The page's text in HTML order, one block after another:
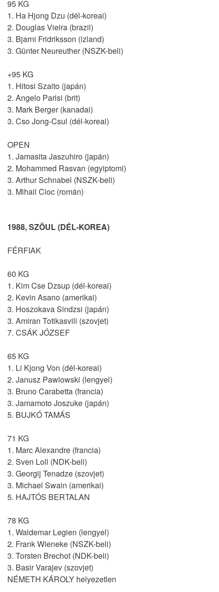
95 KG
1. Ha Hjong Dzu (dél-koreai)
2. Douglas Vieira (brazil)
3. Bjarni Fridriksson (izland)
3. Günter Neureuther (NSZK-beli)
+95 KG
1. Hitosi Szaito (japán)
2. Angelo Parisi (brit)
3. Mark Berger (kanadai)
3. Cso Jong-Csul (dél-koreai)
OPEN
1. Jamasita Jaszuhiro (japán)
2. Mohammed Rasvan (egyiptomi)
3. Arthur Schnabel (NSZK-beli)
3. Mihail Cioc (román)
1988, SZÖUL (DÉL-KOREA)
FÉRFIAK
60 KG
1. Kim Cse Dzsup (dél-koreai)
2. Kevin Asano (amerikai)
3. Hoszokava Sindzsi (japán)
3. Amiran Totikasvili (szovjet)
7. CSÁK JÓZSEF
65 KG
1. Li Kjong Von (dél-koreai)
2. Janusz Pawlowski (lengyel)
3. Bruno Carabetta (francia)
3. Jamamoto Joszuke (japán)
5. BUJKÓ TAMÁS
71 KG
1. Marc Alexandre (francia)
2. Sven Loll (NDK-beli)
3. Georgij Tenadze (szovjet)
3. Michael Swain (amerikai)
5. HAJTÓS BERTALAN
78 KG
1. Waldemar Legien (lengyel)
2. Frank Wieneke (NSZK-beli)
3. Torsten Brechot (NDK-beli)
3. Basir Varajev (szovjet)
NÉMETH KÁROLY helyezetlen